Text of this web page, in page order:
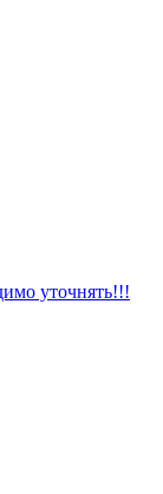
уточнять!!!